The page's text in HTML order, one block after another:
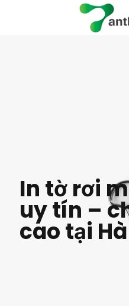
In tờ rơi
uy tín –
cao tại